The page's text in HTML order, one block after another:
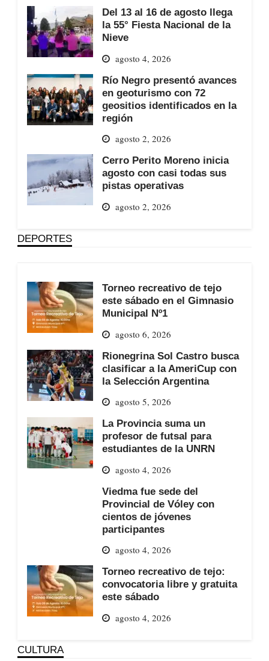
Del 13 al 16 de agosto llega
la 55° Fiesta Nacional de la
Nieve
agosto 4, 2026
Río Negro presentó avances
en geoturismo con 72
geositios identificados en la
región
agosto 2, 2026
Cerro Perito Moreno inicia
agosto con casi todas sus
pistas operativas
agosto 2, 2026
DEPORTES
Torneo recreativo de tejo
este sábado en el Gimnasio
Municipal Nº1
agosto 6, 2026
Rionegrina Sol Castro busca
clasificar a la AmeriCup con
la Selección Argentina
agosto 5, 2026
La Provincia suma un
profesor de futsal para
estudiantes de la UNRN
agosto 4, 2026
Viedma fue sede del
Provincial de Vóley con
cientos de jóvenes
participantes
agosto 4, 2026
Torneo recreativo de tejo:
convocatoria libre y gratuita
este sábado
agosto 4, 2026
CULTURA